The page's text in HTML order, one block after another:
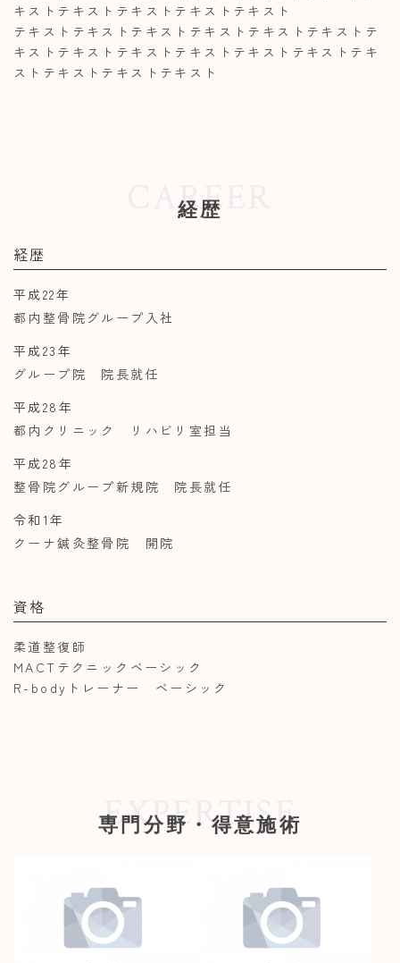
キストテキストテキストテキストテキスト
テキストテキストテキストテキストテキストテキストテ
キストテキストテキストテキストテキストテキストテキ
ストテキストテキストテキスト
CAREER
経歴
経歴
平成22年
都内整骨院グループ入社
平成23年
グループ院 院長就任
平成28年
都内クリニック リハビリ室担当
平成28年
整骨院グループ新規院 院長就任
令和1年
クーナ鍼灸整骨院 開院
資格
柔道整復師
MACTテクニックベーシック
R-bodyトレーナー ベーシック
EXPERTISE
専門分野・得意施術